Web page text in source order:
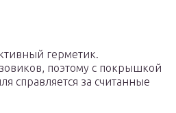
герметик.
поэтому с покрышкой
справляется за считанные